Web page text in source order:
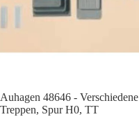
Auhagen 48646 - Verschiedene
Treppen, Spur H0, TT